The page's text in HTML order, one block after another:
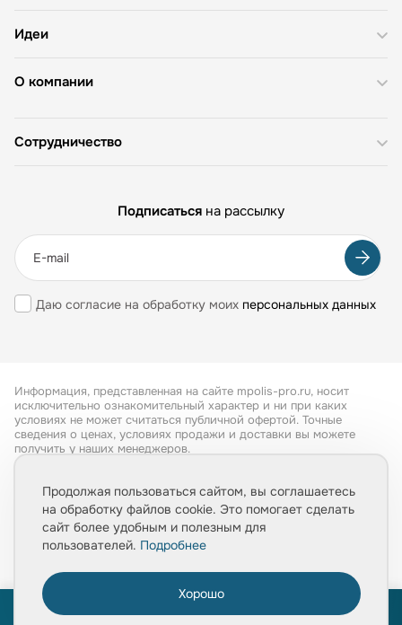
О компании
Идеи
Сотрудничество
Подписаться на рассылку
Даю согласие на обработку моих персональных данных
Информация, представленная на сайте mpolis-pro.ru, носит
исключительно ознакомительный характер и ни при каких
условиях не может считаться публичной офертой. Точные
сведения о ценах, условиях продажи и доставки вы можете
получить у наших менеджеров.
Обработка персональных данных
Политика конфиденциальности
Продолжая пользоваться сайтом, вы соглашаетесь
на обработку файлов cookie. Это помогает сделать
сайт более удобным и полезным для
пользователей. Подробнее
Хорошо